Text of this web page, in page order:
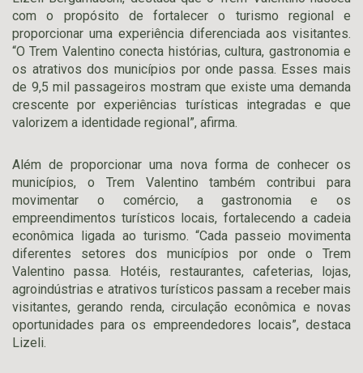
com o propósito de fortalecer o turismo regional e
proporcionar uma experiência diferenciada aos visitantes.
“O Trem Valentino conecta histórias, cultura, gastronomia e
os atrativos dos municípios por onde passa. Esses mais
de 9,5 mil passageiros mostram que existe uma demanda
crescente por experiências turísticas integradas e que
valorizem a identidade regional”, afirma.
Além de proporcionar uma nova forma de conhecer os
municípios, o Trem Valentino também contribui para
movimentar o comércio, a gastronomia e os
empreendimentos turísticos locais, fortalecendo a cadeia
econômica ligada ao turismo. “Cada passeio movimenta
diferentes setores dos municípios por onde o Trem
Valentino passa. Hotéis, restaurantes, cafeterias, lojas,
agroindústrias e atrativos turísticos passam a receber mais
visitantes, gerando renda, circulação econômica e novas
oportunidades para os empreendedores locais”, destaca
Lizeli.